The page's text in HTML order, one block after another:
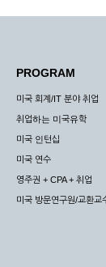
PROGRAM
미국 회계/IT 분야 취업
취업하는 미국유학
미국 인턴십
미국 연수
영주권 + CPA + 취업
미국 방문연구원/교환교